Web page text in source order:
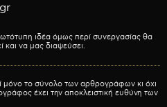
ιδέα όμως περί συνεργασίας θα
και να μας διαψεύσει.
το σύνολο των αρθρογράφων κι όχι
έχει την αποκλειστική ευθύνη των